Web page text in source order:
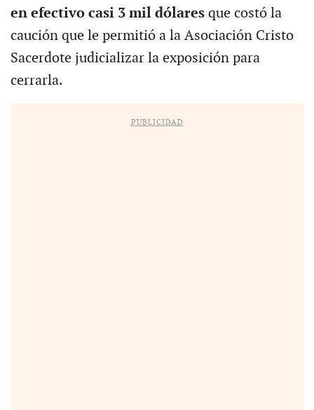
en efectivo casi 3 mil dólares que costó la
caución que le permitió a la Asociación Cristo
Sacerdote judicializar la exposición para
cerrarla.
PUBLICIDAD